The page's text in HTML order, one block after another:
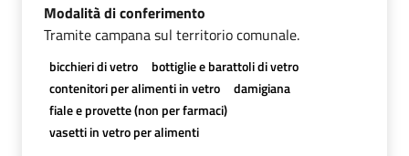
Modalità di conferimento
Tramite campana sul territorio comunale.
bicchieri di vetro
bottiglie e barattoli di vetro
contenitori per alimenti in vetro
damigiana
fiale e provette (non per farmaci)
vasetti in vetro per alimenti